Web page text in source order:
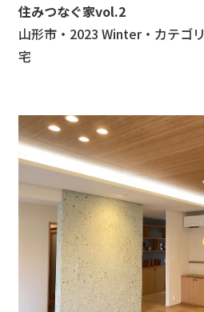
住みつなぐ家vol.2
山形市・ 2023 Winter・ カテゴ
宅